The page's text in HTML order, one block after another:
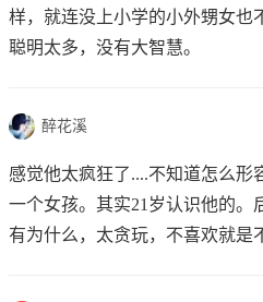
样，就连没上小学的小外甥女也
聪明太多，没有大智慧。
醉花溪
感觉他太疯狂了....不知道怎么形
一个女孩。其实21岁认识他的。
有为什么，太贪玩，不喜欢就是